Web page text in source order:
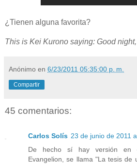
¿Tienen alguna favorita?
This is Kei Kurono saying: Good
Anónimo en 6/23/2011 05:35:00 p. m.
Compartir
45 comentarios:
Carlos Solís 23 de junio de 2011
De hecho sí hay versión en
Evangelion, se llama "La tesis de